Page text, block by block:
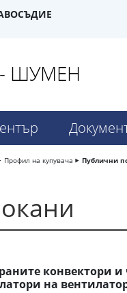
ШУМЕН
Профил на купувача Публични
конвектори и
на